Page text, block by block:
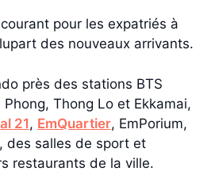
pour les expatriés à
des nouveaux arrivants.
près des stations BTS
Phong, Thong Lo et Ekkamai,
21, EmQuartier, EmPorium,
des salles de sport et
restaurants de la ville.